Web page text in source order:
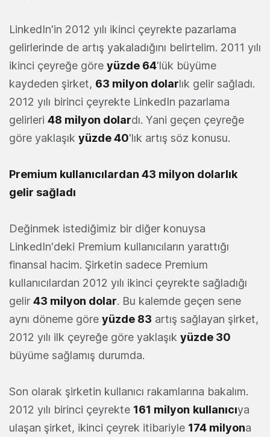
LinkedIn'in 2012 yılı ikinci çeyrekte pazarlama
gelirlerinde de artış yakaladığını belirtelim. 2011 yılı
ikinci çeyreğe göre yüzde 64'lük büyüme
kaydeden şirket, 63 milyon dolarlık gelir sağladı.
2012 yılı birinci çeyrekte LinkedIn pazarlama
gelirleri 48 milyon dolardı. Yani geçen çeyreğe
göre yaklaşık yüzde 40'lık artış söz konusu.
Premium kullanıcılardan 43 milyon dolarlık
gelir sağladı
Değinmek istediğimiz bir diğer konuysa
LinkedIn'deki Premium kullanıcıların yarattığı
finansal hacim. Şirketin sadece Premium
kullanıcılardan 2012 yılı ikinci çeyrekte sağladığı
gelir 43 milyon dolar. Bu kalemde geçen sene
aynı döneme göre yüzde 83 artış sağlayan şirket,
2012 yılı ilk çeyreğe göre yaklaşık yüzde 30
büyüme sağlamış durumda.
Son olarak şirketin kullanıcı rakamlarına bakalım.
2012 yılı birinci çeyrekte 161 milyon kullanıcıya
ulaşan şirket, ikinci çeyrek itibariyle 174 milyona